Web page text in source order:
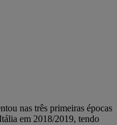
nas três primeiras épocas
em 2018/2019, tendo